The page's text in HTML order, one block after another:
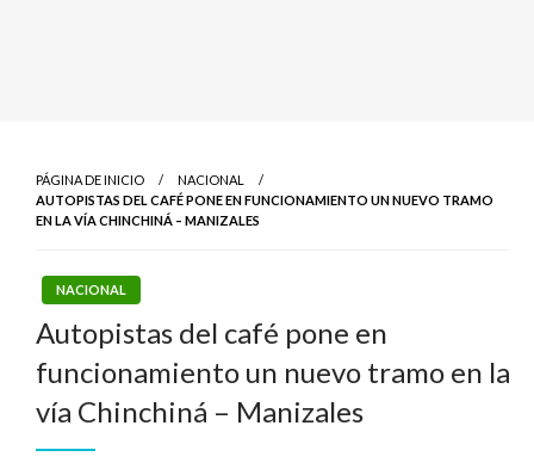
PÁGINA DE INICIO
NACIONAL
AUTOPISTAS DEL CAFÉ PONE EN FUNCIONAMIENTO UN NUEVO TRAMO
EN LA VÍA CHINCHINÁ – MANIZALES
NACIONAL
Autopistas del café pone en
funcionamiento un nuevo tramo en la
vía Chinchiná – Manizales